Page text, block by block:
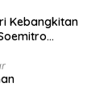
Kebangkitan
Nasional
Nasional dan